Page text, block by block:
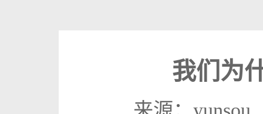
我们为